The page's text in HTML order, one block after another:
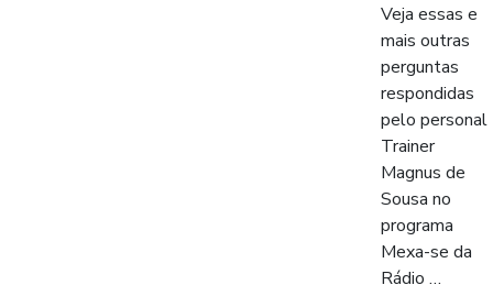
Veja essas e
mais outras
perguntas
respondidas
pelo personal
Trainer
Magnus de
Sousa no
programa
Mexa-se da
Rádio …